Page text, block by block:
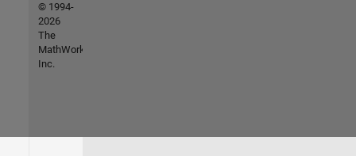
© 1994-
2026
The
MathWorks,
Inc.